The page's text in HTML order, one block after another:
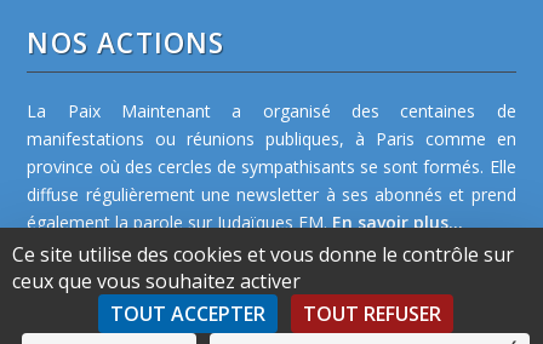
NOS ACTIONS
La Paix Maintenant a organisé des centaines de
manifestations ou réunions publiques, à Paris comme en
province où des cercles de sympathisants se sont formés. Elle
diffuse régulièrement une newsletter à ses abonnés et prend
également la parole sur Judaïques FM. En savoir plus...
Ce site utilise des cookies et vous donne le contrôle sur
ceux que vous souhaitez activer
TOUT ACCEPTER
TOUT REFUSER